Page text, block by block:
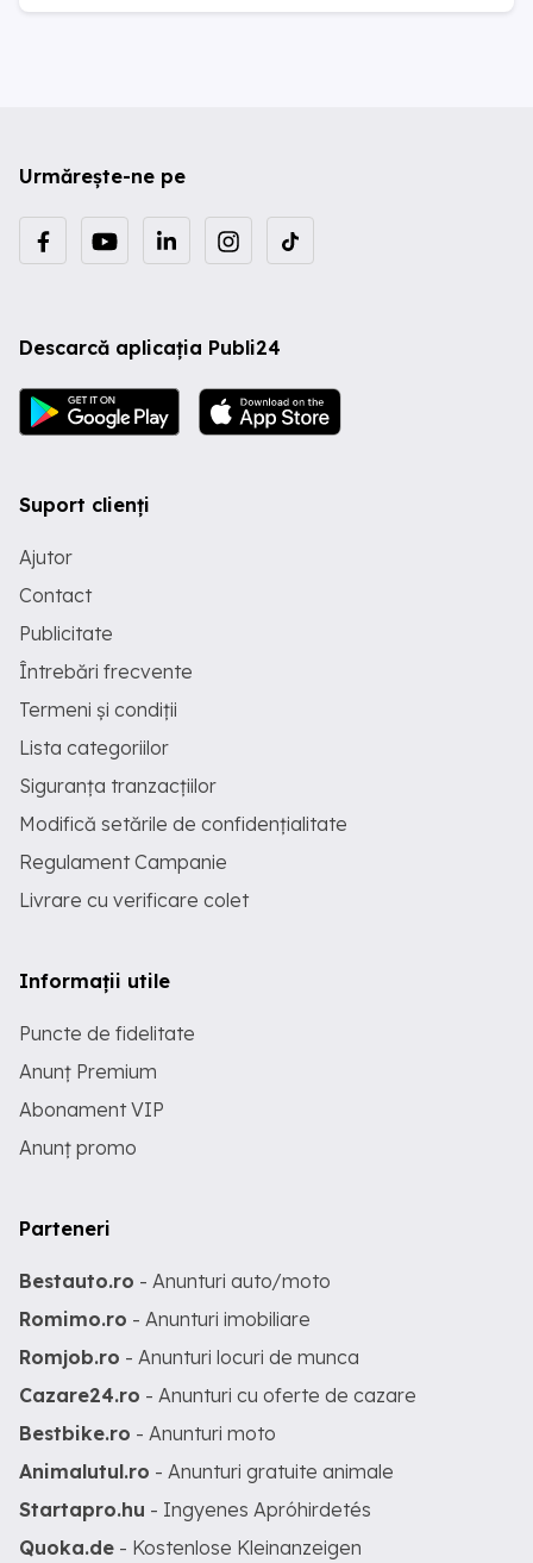
Urmărește-ne pe
Descarcă aplicația Publi24
Suport clienți
Ajutor
Contact
Publicitate
Întrebări frecvente
Termeni și condiții
Lista categoriilor
Siguranța tranzacțiilor
Modifică setările de confidențialitate
Regulament Campanie
Livrare cu verificare colet
Informații utile
Puncte de fidelitate
Anunț Premium
Abonament VIP
Anunț promo
Parteneri
Bestauto.ro - Anunturi auto/moto
Romimo.ro - Anunturi imobiliare
Romjob.ro - Anunturi locuri de munca
Cazare24.ro - Anunturi cu oferte de cazare
Bestbike.ro - Anunturi moto
Animalutul.ro - Anunturi gratuite animale
Startapro.hu - Ingyenes Apróhirdetés
Quoka.de - Kostenlose Kleinanzeigen